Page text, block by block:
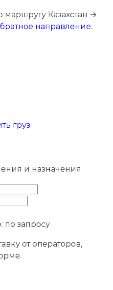
Казахстан →
направление.
груз
и назначения
по запросу
от операторов,